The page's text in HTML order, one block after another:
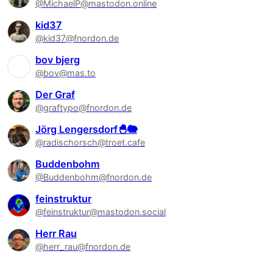
@MichaelP@mastodon.online
kid37
@kid37@fnordon.de
bov bjerg
@bov@mas.to
Der Graf
@graftypo@fnordon.de
Jörg Lengersdorf🐣🐘
@radischorsch@troet.cafe
Buddenbohm
@Buddenbohm@fnordon.de
feinstruktur
@feinstruktur@mastodon.social
Herr Rau
@herr_rau@fnordon.de